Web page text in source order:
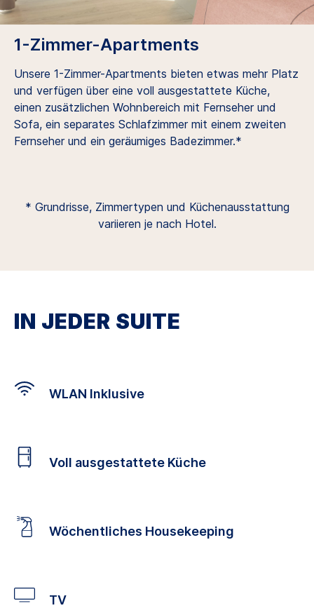
1-Zimmer-Apartments
Unsere 1-Zimmer-Apartments bieten etwas mehr Platz
und verfügen über eine voll ausgestattete Küche,
einen zusätzlichen Wohnbereich mit Fernseher und
Sofa, ein separates Schlafzimmer mit einem zweiten
Fernseher und ein geräumiges Badezimmer.*
* Grundrisse, Zimmertypen und Küchenausstattung
variieren je nach Hotel.
IN JEDER SUITE
WLAN Inklusive
Voll ausgestattete Küche
Wöchentliches Housekeeping
TV